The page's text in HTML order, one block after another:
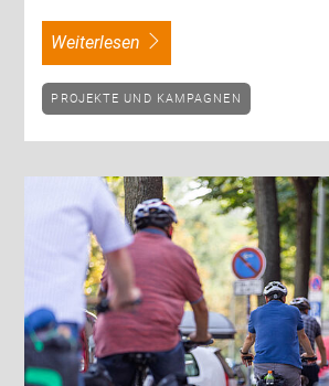
weiterlesen
PROJEKTE UND KAMPAGNEN